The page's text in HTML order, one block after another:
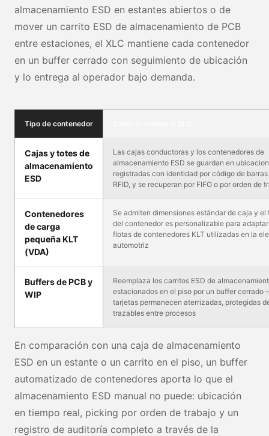
almacenamiento ESD en estantes abiertos o de
mover un carrito ESD de almacenamiento de PCB
entre estaciones, el XLC mantiene cada contenedor
en un buffer cerrado con seguimiento de ubicación
y lo entrega al operador bajo demanda.
Tipo de contenedor
Cajas y totes de
almacenamiento
ESD
Las cajas conductoras y los contenedores de
almacenamiento ESD se guardan en
registradas con identidad por código de barras
RFID, y se recuperan por FIFO o por orden de
Contenedores
de carga
pequeña KLT
(VDA)
Se admiten dimensiones estándar de caja y el
del contenedor es personalizable para
flotas de contenedores KLT utilizadas en la
automotriz
Buffers de PCB y
WIP
Reemplaza los carritos ESD de
estacionados en el piso por un buffer cerrado
tarjetas permanecen aterrizadas, protegidas
trazables entre procesos
En comparación con una caja de almacenamiento
ESD en un estante o un carrito en el piso, un buffer
automatizado de contenedores aporta lo que el
almacenamiento ESD manual no puede: ubicación
en tiempo real, picking por orden de trabajo y un
registro de auditoría completo a través de la